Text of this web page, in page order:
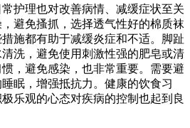
护理也对改善病情、减缓症状至关
避免搔抓，选择透气性好的棉质袜
施都有助于减缓炎症和不适。脚趾
洗，避免使用刺激性强的肥皂或清
，避免感染，也非常重要。需要避
眠，增强抵抗力。健康的饮食习
乐观的心态对疾病的控制也起到良